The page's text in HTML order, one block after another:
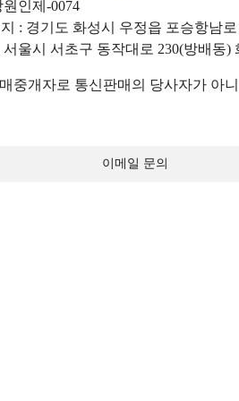
원인제-0074
: 경기도 화성시 우정읍 포승항남로
울시 서초구 동작대로 230(방배동)
개자로 통신판매의 당사자가 아
이메일 문의